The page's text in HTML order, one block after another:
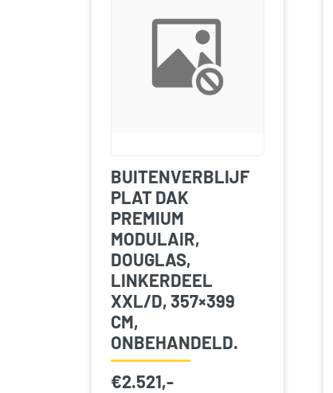
BUITENVERBLIJF
PLAT DAK
PREMIUM
MODULAIR,
DOUGLAS,
LINKERDEEL
XXL/D, 357×399
CM,
ONBEHANDELD.
€2.521,-